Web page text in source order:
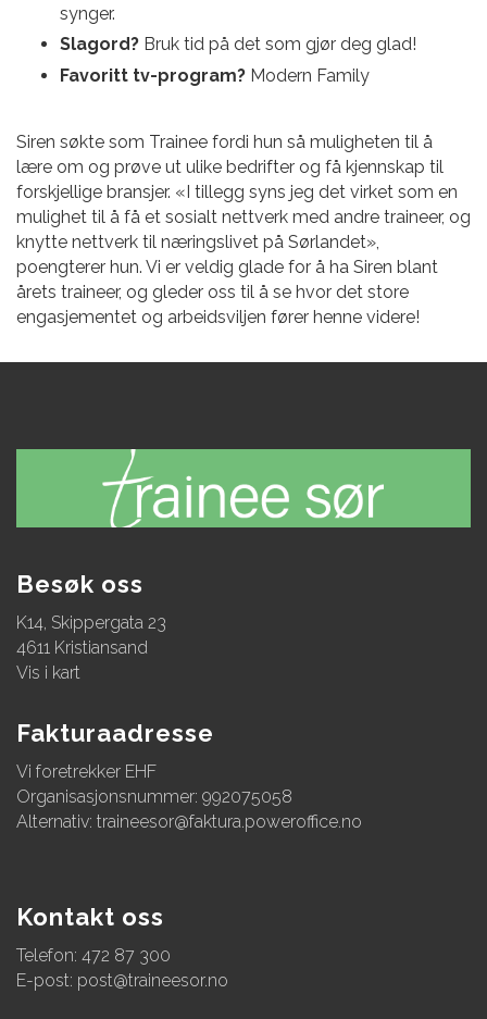
synger.
Slagord? Bruk tid på det som gjør deg glad!
Favoritt tv-program? Modern Family
Siren søkte som Trainee fordi hun så muligheten til å
lære om og prøve ut ulike bedrifter og få kjennskap til
forskjellige bransjer. «I tillegg syns jeg det virket som en
mulighet til å få et sosialt nettverk med andre traineer, og
knytte nettverk til næringslivet på Sørlandet»,
poengterer hun. Vi er veldig glade for å ha Siren blant
årets traineer, og gleder oss til å se hvor det store
engasjementet og arbeidsviljen fører henne videre!
Besøk oss
K14, Skippergata 23
4611 Kristiansand
Vis i kart
Fakturaadresse
Vi foretrekker EHF
Organisasjonsnummer: 992075058
Alternativ: traineesor@faktura.poweroffice.no
Kontakt oss
Telefon: 472 87 300
E-post: post@traineesor.no